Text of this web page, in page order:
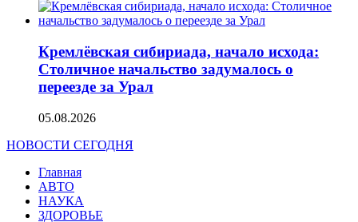
Кремлёвская сибириада, начало исхода:
Столичное начальство задумалось о
переезде за Урал
05.08.2026
НОВОСТИ СЕГОДНЯ
Главная
АВТО
НАУКА
ЗДОРОВЬЕ